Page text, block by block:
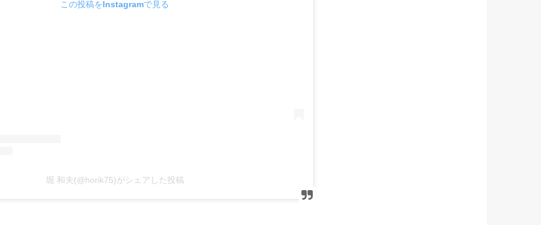
この投稿をInstagramで見る
堀 和夫(@horik75)がシェアした投稿